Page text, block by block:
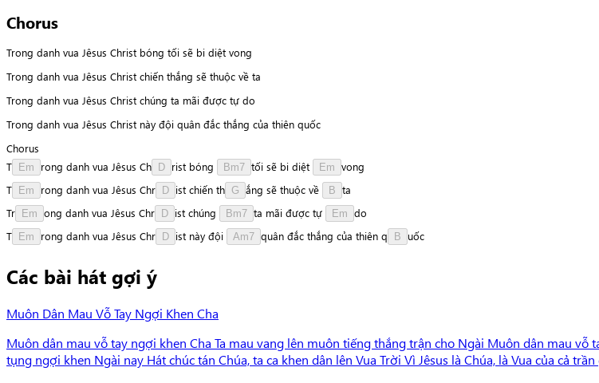
Chorus
Trong danh vua Jêsus Christ bóng tối sẽ bi diệt vong
Trong danh vua Jêsus Christ chiến thắng sẽ thuộc về ta
Trong danh vua Jêsus Christ chúng ta mãi được tự do
Trong danh vua Jêsus Christ này đội quân đắc thắng của thiên quốc
Chorus
T
Em rong danh vua Jêsus Ch D rist bóng Bm7 tối sẽ bi diệt Em vong
T
Em rong danh vua Jêsus Chr D ist chiến th G ắng sẽ thuộc về B ta
Tr Em ong danh vua Jêsus Chr D ist chúng Bm7 ta mãi được tự Em do
T
Em rong danh vua Jêsus Chr D ist này đội Am7 quân đắc thắng của thiên q B uốc
Các bài hát gợi ý
Muôn Dân Mau Vỗ Tay Ngợi Khen Cha
Muôn dân mau vỗ tay ngợi khen Cha Ta mau vang lên muôn tiếng thắng trận cho Ngài Muôn dân mau
tụng ngợi khen Ngài nay Hát chúc tán Chúa, ta ca khen dân lên Vua Trời Vì Jêsus là Chúa, là Vua của cả